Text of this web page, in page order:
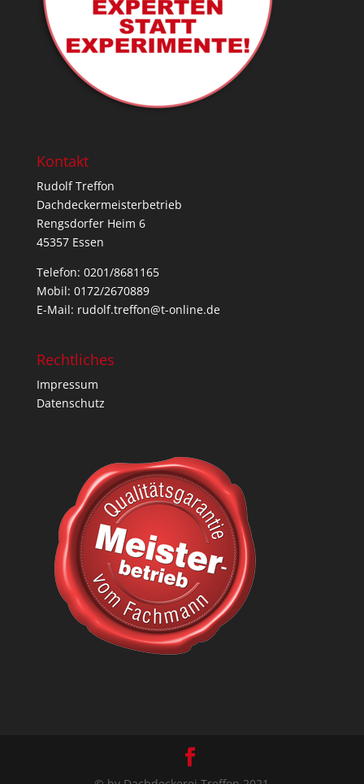
Kontakt
Rudolf Treffon
Dachdeckermeisterbetrieb
Rengsdorfer Heim 6
45357 Essen
Telefon: 0201/8681165
Mobil: 0172/2670889
E-Mail: rudolf.treffon@t-online.de
Rechtliches
Impressum
Datenschutz